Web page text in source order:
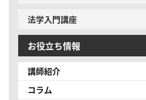
法学入門講座
お役立ち情報
講師紹介
コラム